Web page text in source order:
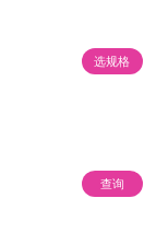
选规格
查询